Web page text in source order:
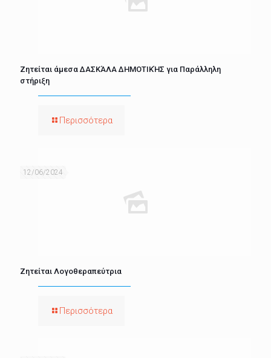
Ζητείται άμεσα ΔΑΣΚΆΛΑ ΔΗΜΟΤΙΚΉΣ για Παράλληλη
στήριξη
Περισσότερα
12/06/2024
Ζητείται Λογοθεραπεύτρια
Περισσότερα